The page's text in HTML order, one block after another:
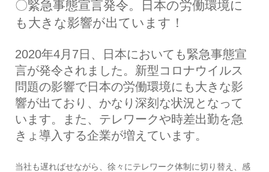
〇緊急事態宣言発令。日本の労働環境に
も大きな影響が出ています！
2020年4月7日、日本においても緊急事態宣
言が発令されました。新型コロナウイルス
問題の影響で日本の労働環境にも大きな影
響が出ており、かなり深刻な状況となって
います。また、テレワークや時差出勤を急
きょ導入する企業が増えています。
当社も遅ればせながら、徐々にテレワーク体制に切り替え、感